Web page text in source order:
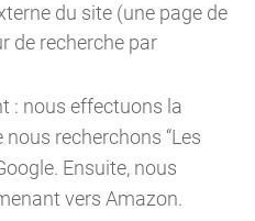
du site (une page de
de recherche par
: nous effectuons la
recherchons “Les
Ensuite, nous
vers Amazon.